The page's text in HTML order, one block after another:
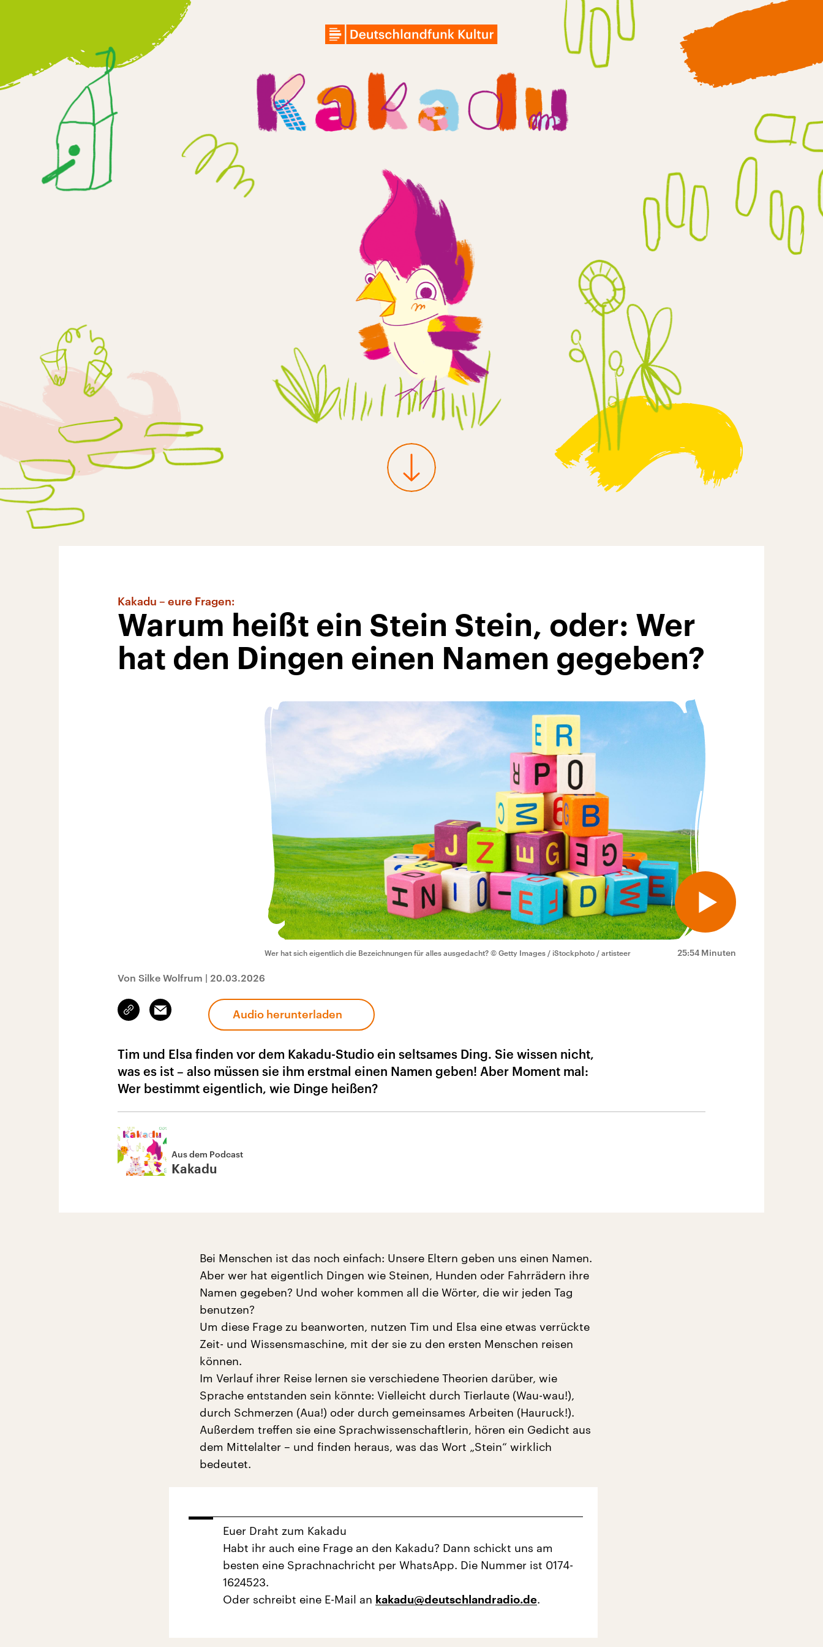
Kakadu – eure Fragen:
Warum heißt ein Stein Stein, oder: Wer
hat den Dingen einen Namen gegeben?
25:54 Minuten
Wer hat sich eigentlich die Bezeichnungen für alles ausgedacht? © Getty Images / iStockphoto / artisteer
Von Silke Wolfrum | 20.03.2026
Link
kopieren/teilen
Email Audio herunterladen
Tim und Elsa finden vor dem Kakadu-Studio ein seltsames Ding. Sie wissen nicht,
was es ist – also müssen sie ihm erstmal einen Namen geben! Aber Moment mal:
Wer bestimmt eigentlich, wie Dinge heißen?
Aus dem Podcast
Kakadu
Bei Menschen ist das noch einfach: Unsere Eltern geben uns einen Namen.
Aber wer hat eigentlich Dingen wie Steinen, Hunden oder Fahrrädern ihre
Namen gegeben? Und woher kommen all die Wörter, die wir jeden Tag
benutzen?
Um diese Frage zu beanworten, nutzen Tim und Elsa eine etwas verrückte
Zeit- und Wissensmaschine, mit der sie zu den ersten Menschen reisen
können.
Im Verlauf ihrer Reise lernen sie verschiedene Theorien darüber, wie
Sprache entstanden sein könnte: Vielleicht durch Tierlaute (Wau-wau!),
durch Schmerzen (Aua!) oder durch gemeinsames Arbeiten (Hauruck!).
Außerdem treffen sie eine Sprachwissenschaftlerin, hören ein Gedicht aus
dem Mittelalter – und finden heraus, was das Wort „Stein“ wirklich
bedeutet.
Euer Draht zum Kakadu
Habt ihr auch eine Frage an den Kakadu? Dann schickt uns am
besten eine Sprachnachricht per WhatsApp. Die Nummer ist 0174-
1624523.
Oder schreibt eine E-Mail an kakadu@deutschlandradio.de.